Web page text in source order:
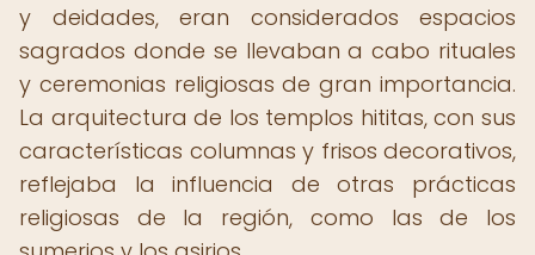
y deidades, eran considerados espacios
sagrados donde se llevaban a cabo rituales
y ceremonias religiosas de gran importancia.
La arquitectura de los templos hititas, con sus
características columnas y frisos decorativos,
reflejaba la influencia de otras prácticas
religiosas de la región, como las de los